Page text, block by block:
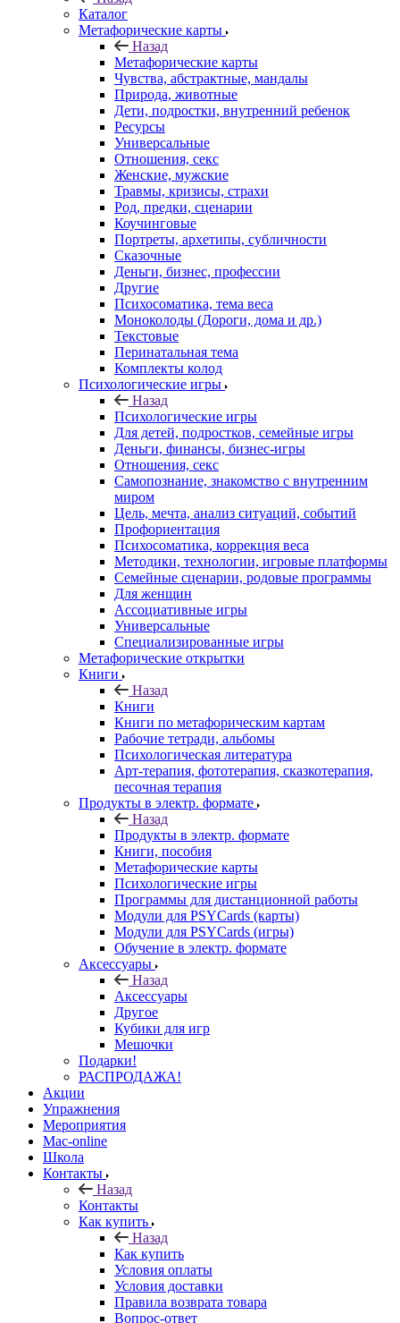
Каталог
Mетафорические карты
Назад
Mетафорические карты
Чувства, абстрактные, мандалы
Природа, животные
Дети, подростки, внутренний ребенок
Ресурсы
Универсальные
Отношения, секс
Женские, мужские
Травмы, кризисы, страхи
Род, предки, сценарии
Коучинговые
Портреты, архетипы, субличности
Сказочные
Деньги, бизнес, профессии
Другие
Психосоматика, тема веса
Моноколоды (Дороги, дома и др.)
Текстовые
Перинатальная тема
Комплекты колод
Психологические игры
Назад
Психологические игры
Для детей, подростков, семейные игры
Деньги, финансы, бизнес-игры
Отношения, секс
Самопознание, знакомство с внутренним
миром
Цель, мечта, анализ ситуаций, событий
Профориентация
Психосоматика, коррекция веса
Методики, технологии, игровые платформы
Семейные сценарии, родовые программы
Для женщин
Ассоциативные игры
Универсальные
Специализированные игры
Метафорические открытки
Книги
Назад
Книги
Книги по метафорическим картам
Рабочие тетради, альбомы
Психологическая литература
Арт-терапия, фототерапия, сказкотерапия,
песочная терапия
Продукты в электр. формате
Назад
Продукты в электр. формате
Книги, пособия
Метафорические карты
Психологические игры
Программы для дистанционной работы
Модули для PSYCards (карты)
Модули для PSYCards (игры)
Обучение в электр. формате
Аксессуары
Назад
Аксессуары
Другое
Кубики для игр
Мешочки
Подарки!
РАСПРОДАЖА!
Акции
Упражнения
Мероприятия
Mac-online
Школа
Контакты
Назад
Контакты
Как купить
Назад
Как купить
Условия оплаты
Условия доставки
Правила возврата товара
Вопрос-ответ